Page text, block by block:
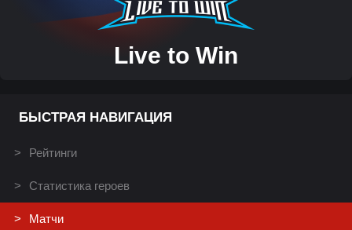
Live to Win
БЫСТРАЯ НАВИГАЦИЯ
Рейтинги
Статистика героев
Матчи